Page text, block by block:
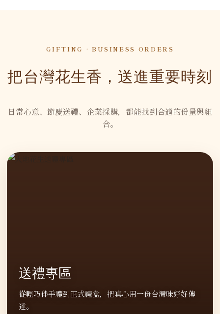
GIFTING · BUSINESS ORDERS
把台灣花生香，送進重要時刻
日常心意、節慶送禮、企業採購，都能找到合適的份量與組
合。
送禮專區
從輕巧伴手禮到正式禮盒，把真心用一份台灣味好好傳
達。